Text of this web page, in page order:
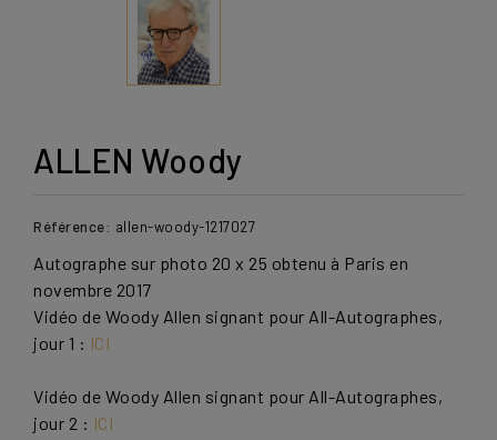
ALLEN Woody
Référence: allen-woody-1217027
Autographe sur photo 20 x 25 obtenu à Paris en
novembre 2017
Vidéo de Woody Allen signant pour All-Autographes,
jour 1 : ICI
Vidéo de Woody Allen signant pour All-Autographes,
jour 2 : ICI